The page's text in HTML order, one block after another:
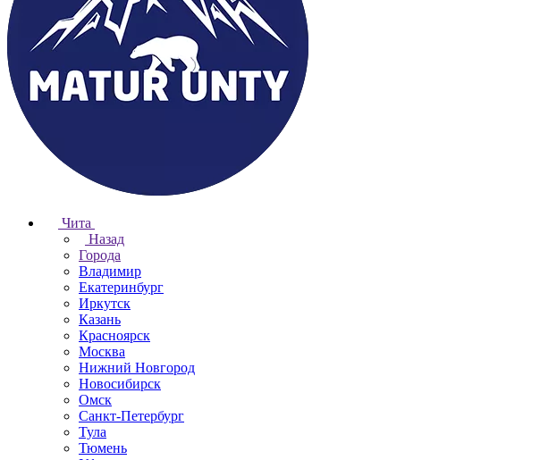
Чита
Назад
Города
Владимир
Екатеринбург
Иркутск
Казань
Красноярск
Москва
Нижний Новгород
Новосибирск
Омск
Санкт-Петербург
Тула
Тюмень